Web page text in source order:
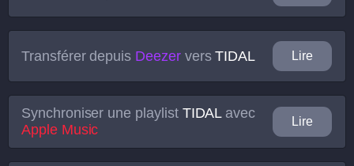
Transférer depuis DeezerversTIDAL Lire
Synchroniser une playlist TIDALavec
Apple Music
Lire